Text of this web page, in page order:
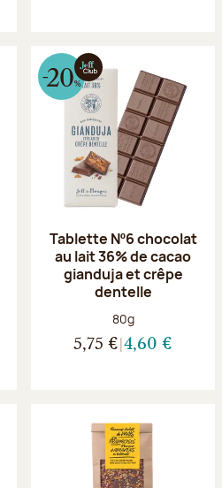
Tablette Nº6 chocolat
au lait 36% de cacao
gianduja et crêpe
dentelle
Poids net :
80g
5,75 € 4,60 €